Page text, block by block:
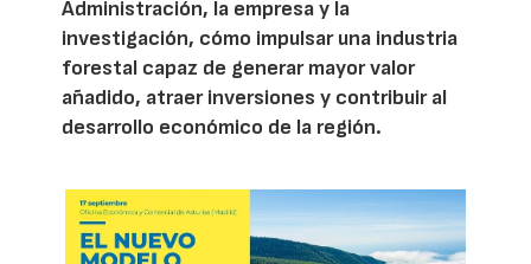
Administración, la empresa y la
investigación, cómo impulsar una industria
forestal capaz de generar mayor valor
añadido, atraer inversiones y contribuir al
desarrollo económico de la región.